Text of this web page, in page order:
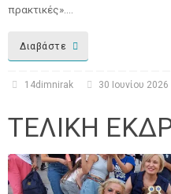
πρακτικές».…
Διαβάστε
14dimnirak 30 Ιουνίου 2026
ΤΕΛΙΚΗ